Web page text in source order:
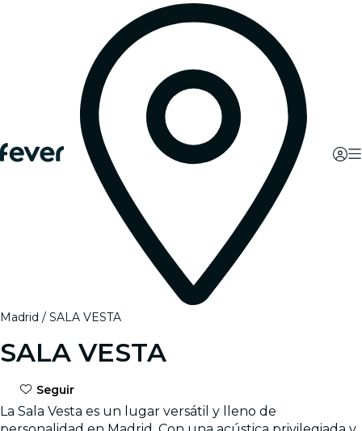
Madrid SALA VESTA
SALA VESTA
Seguir
La Sala Vesta es un lugar versátil y lleno de